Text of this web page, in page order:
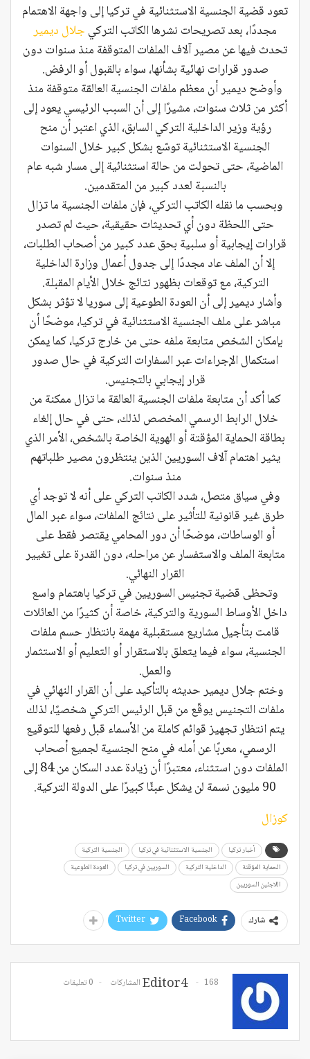
تعود قضية الجنسية الاستثنائية في تركيا إلى واجهة الاهتمام
مجددًا، بعد تصريحات نشرها الكاتب التركي جلال ديمير
تحدث فيها عن مصير آلاف الملفات المتوقفة منذ سنوات دون
صدور قرارات نهائية بشأنها، سواء بالقبول أو الرفض.
وأوضح ديمير أن معظم ملفات الجنسية العالقة متوقفة منذ
أكثر من ثلاث سنوات، مشيرًا إلى أن السبب الرئيسي يعود إلى
رؤية وزير الداخلية التركي السابق، الذي اعتبر أن منح
الجنسية الاستثنائية توسّع بشكل كبير خلال السنوات
الماضية، حتى تحولت من حالة استثنائية إلى مسار شبه عام
بالنسبة لعدد كبير من المتقدمين.
وبحسب ما نقله الكاتب التركي، فإن ملفات الجنسية ما تزال
حتى اللحظة دون أي تحديثات حقيقية، حيث لم تصدر
قرارات إيجابية أو سلبية بحق عدد كبير من أصحاب الطلبات،
إلا أن الملف عاد مجددًا إلى جدول أعمال وزارة الداخلية
التركية، مع توقعات بظهور نتائج خلال الأيام المقبلة.
وأشار ديمير إلى أن العودة الطوعية إلى سوريا لا تؤثر بشكل
مباشر على ملف الجنسية الاستثنائية في تركيا، موضحًا أن
بإمكان الشخص متابعة ملفه حتى من خارج تركيا، كما يمكن
استكمال الإجراءات عبر السفارات التركية في حال صدور
قرار إيجابي بالتجنيس.
كما أكد أن متابعة ملفات الجنسية العالقة ما تزال ممكنة من
خلال الرابط الرسمي المخصص لذلك، حتى في حال إلغاء
بطاقة الحماية المؤقتة أو الهوية الخاصة بالشخص، الأمر الذي
يثير اهتمام آلاف السوريين الذين ينتظرون مصير طلباتهم
منذ سنوات.
وفي سياق متصل، شدد الكاتب التركي على أنه لا توجد أي
طرق غير قانونية للتأثير على نتائج الملفات، سواء عبر المال
أو الوساطات، موضحًا أن دور المحامي يقتصر فقط على
متابعة الملف والاستفسار عن مراحله، دون القدرة على تغيير
القرار النهائي.
وتحظى قضية تجنيس السوريين في تركيا باهتمام واسع
داخل الأوساط السورية والتركية، خاصة أن كثيرًا من العائلات
قامت بتأجيل مشاريع مستقبلية مهمة بانتظار حسم ملفات
الجنسية، سواء فيما يتعلق بالاستقرار أو التعليم أو الاستثمار
والعمل.
وختم جلال ديمير حديثه بالتأكيد على أن القرار النهائي في
ملفات التجنيس يوقّع من قبل الرئيس التركي شخصيًا، لذلك
يتم انتظار تجهيز قوائم كاملة من الأسماء قبل رفعها للتوقيع
الرسمي، معربًا عن أمله في منح الجنسية لجميع أصحاب
الملفات دون استثناء، معتبرًا أن زيادة عدد السكان من 84 إلى
90 مليون نسمة لن يشكل عبئًا كبيرًا على الدولة التركية.
كوزال
أخبار تركيا الجنسية الاستثنائية في تركيا
الجنسية التركية
الحماية المؤقتة
الداخلية التركية السوريين في تركيا
العودة الطوعية
اللاجئين السوريين
شارك Facebook
Twitter
Editor4 168 المشاركات 0 تعليقات